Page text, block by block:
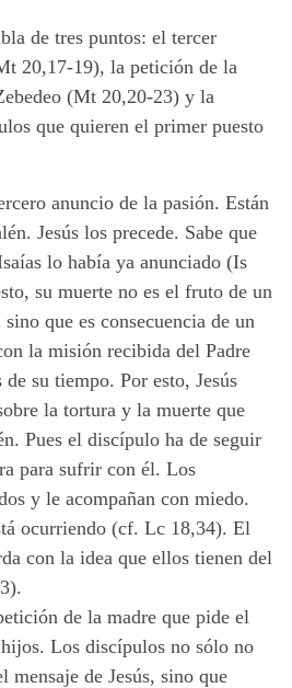
de tres puntos: el tercer
20,17-19), la petición de la
(Mt 20,20-23) y la
que quieren el primer puesto
anuncio de la pasión. Están
Jesús los precede. Sabe que
lo había ya anunciado (Is
su muerte no es el fruto de un
que es consecuencia de un
la misión recibida del Padre
su tiempo. Por esto, Jesús
la tortura y la muerte que
Pues el discípulo ha de seguir
para sufrir con él. Los
y le acompañan con miedo.
ocurriendo (cf. Lc 18,34). El
con la idea que ellos tienen del
de la madre que pide el
Los discípulos no sólo no
mensaje de Jesús, sino que